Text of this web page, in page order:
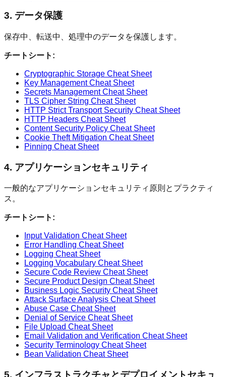
3. データ保護
保存中、転送中、処理中のデータを保護します。
チートシート:
Cryptographic Storage Cheat Sheet
Key Management Cheat Sheet
Secrets Management Cheat Sheet
TLS Cipher String Cheat Sheet
HTTP Strict Transport Security Cheat Sheet
HTTP Headers Cheat Sheet
Content Security Policy Cheat Sheet
Cookie Theft Mitigation Cheat Sheet
Pinning Cheat Sheet
4. アプリケーションセキュリティ
一般的なアプリケーションセキュリティ原則とプラクティ
ス。
チートシート:
Input Validation Cheat Sheet
Error Handling Cheat Sheet
Logging Cheat Sheet
Logging Vocabulary Cheat Sheet
Secure Code Review Cheat Sheet
Secure Product Design Cheat Sheet
Business Logic Security Cheat Sheet
Attack Surface Analysis Cheat Sheet
Abuse Case Cheat Sheet
Denial of Service Cheat Sheet
File Upload Cheat Sheet
Email Validation and Verification Cheat Sheet
Security Terminology Cheat Sheet
Bean Validation Cheat Sheet
5. インフラストラクチャとデプロイメントセキュ